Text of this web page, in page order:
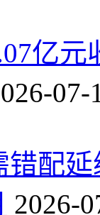
亿
07-
错配
2026-